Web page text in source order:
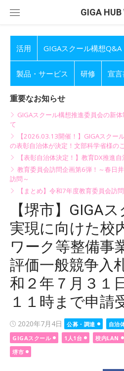
GIGA HUB
活用 GIGAスクール構想Q&A
製品・サービス 研修 宣
重要なお知らせ
GIGAスクール構想推進委員会の新
て
【2026.03.13開催！】GIGAスクー
の表彰自治体が決定！文部科学省様の
【表彰自治体決定！】教育DX推進
教育委員会訪問企画第6弾！～春日
訪問～
【まとめ】令和7年度教育委員会訪
【堺市】GIGA
実現に向けた校
ワーク等整備事
評価一般競争入
和２年７月３１
１１時まで申請
Posted
on
2020年7月4日 公募・調達 自治
GIGAスクール 1人1台 校内LAN
堺市